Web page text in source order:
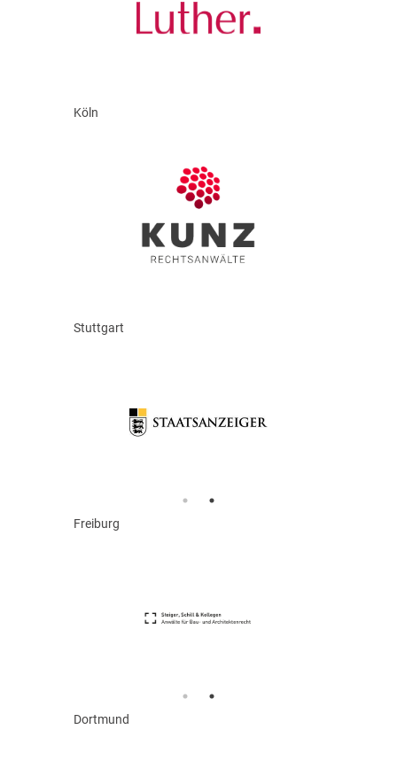
Köln
Stuttgart
Freiburg
Dortmund